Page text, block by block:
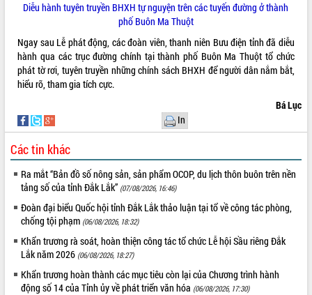
Khám bệnh, cấp phát thuốc miễn phí
và tặng quà người dân xã Cư Pui
Hội nghị UBND tỉnh Đắk Lắk thường kỳ
tháng 7/2026
Lễ truy tặng danh hiệu “Bà Mẹ Việt
Lao động
UBND tỉnh Đắk Lắk triển khai nhiệm
vụ 6 tháng cuối năm 2026
Kỳ họp thứ Hai, Hội đồng nhân dân
tỉnh khóa XI quyết nghị nhiều nội dung
quan trọng
Bí thư Tỉnh ủy Lương Nguyễn Minh
Triết thăm, tặng quà người có công với
cách mạng
Rà soát, hoàn thiện hệ thống thiết chế
văn hóa, thể thao đáp ứng yêu cầu
phát triển mới
ALBUM ẢNH
LIÊN KẾT WEB
Diễu hành tuyên truyền BHXH tự nguyện trên các tuyến đường ở thành
phố Buôn Ma Thuột
Ngay sau Lễ phát động, các đoàn viên, thanh niên Bưu điện tỉnh đã diễu
hành qua các trục đường chính tại thành phố Buôn Ma Thuột tổ chức
phát tờ rơi, tuyên truyền những chính sách BHXH để người dân nắm bắt,
hiểu rõ, tham gia tích cực.
Bá Lục
In
Các tin khác
Ra mắt “Bản đồ số nông sản, sản phẩm OCOP, du lịch thôn buôn trên nền
tảng số của tỉnh Đắk Lắk” (07/08/2026, 16:46)
Đoàn đại biểu Quốc hội tỉnh Đắk Lắk thảo luận tại tổ về công tác phòng,
chống tội phạm (06/08/2026, 18:32)
Khẩn trương rà soát, hoàn thiện công tác tổ chức Lễ hội Sầu riêng Đắk
Lắk năm 2026 (06/08/2026, 18:27)
Khẩn trương hoàn thành các mục tiêu còn lại của Chương trình hành
động số 14 của Tỉnh ủy về phát triển văn hóa (06/08/2026, 17:30)